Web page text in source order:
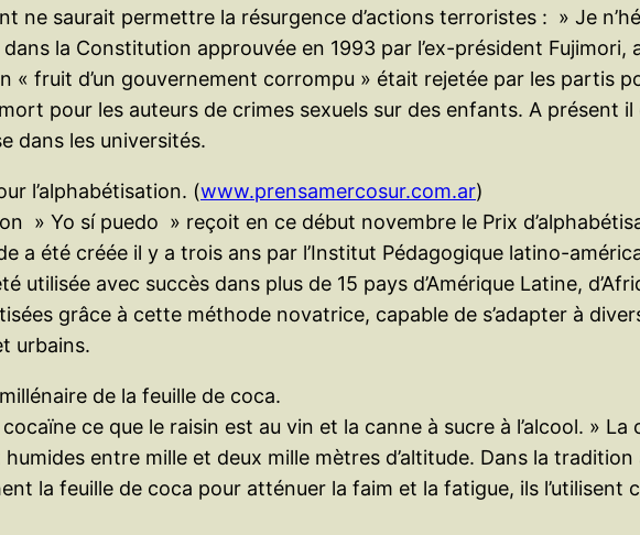
ne saurait permettre la résurgence d’actions terroristes : » Je
la Constitution approuvée en 1993 par l’ex-président
fruit d’un gouvernement corrompu » était rejetée par les partis
pour les auteurs de crimes sexuels sur des enfants. A présent
dans les universités.
l’alphabétisation. (www.prensamercosur.com.ar)
» Yo sí puedo » reçoit en ce début novembre le Prix
a été créée il y a trois ans par l’Institut Pédagogique latino-
utilisée avec succès dans plus de 15 pays d’Amérique Latine,
grâce à cette méthode novatrice, capable de s’adapter à
urbains.
de la feuille de coca.
ce que le raisin est au vin et la canne à sucre à l’alcool. »
entre mille et deux mille mètres d’altitude. Dans la
la feuille de coca pour atténuer la faim et la fatigue, ils